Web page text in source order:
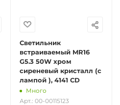
Светильник
встраиваемый MR16
G5.3 50W хром
сиреневый кристалл (с
лампой ), 4141 CD
Много
Арт.: 00-00115123